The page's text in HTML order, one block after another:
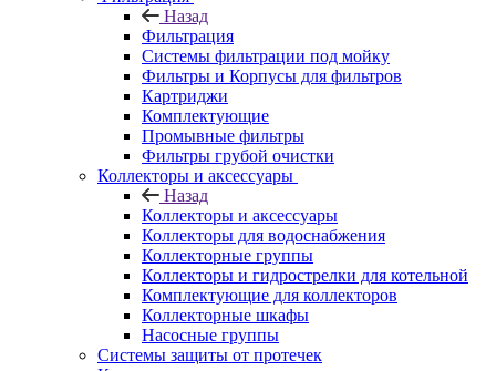
Назад
Фильтрация
Системы фильтрации под мойку
Фильтры и Корпусы для фильтров
Картриджи
Комплектующие
Промывные фильтры
Фильтры грубой очистки
Коллекторы и аксессуары
Назад
Коллекторы и аксессуары
Коллекторы для водоснабжения
Коллекторные группы
Коллекторы и гидрострелки для котельной
Комплектующие для коллекторов
Коллекторные шкафы
Насосные группы
Системы защиты от протечек